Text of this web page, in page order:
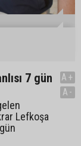
7 gün
Lefkoşa
A+
A-